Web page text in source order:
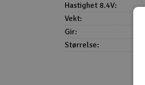
Outlet
Radioutstyr
Raketter
Hastighet 8.4V:
Vekt:
Gir:
Størrelse: